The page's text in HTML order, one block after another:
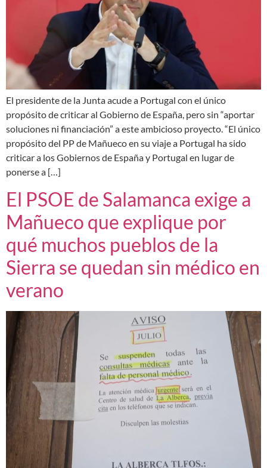
El presidente de la Junta acude a Portugal con el único
propósito de criticar al Gobierno de España, pero sin “aportar
soluciones ni financiación” a este ambicioso proyecto. “El único
propósito del PP de Mañueco en su viaje a Portugal ha sido
criticar a los Gobiernos de España y Portugal en lugar de
ponerse a […]
El PSOE de Salamanca exige a
Mañueco que explique por
qué muchos pueblos de la
Sierra se quedan sin médico en
verano